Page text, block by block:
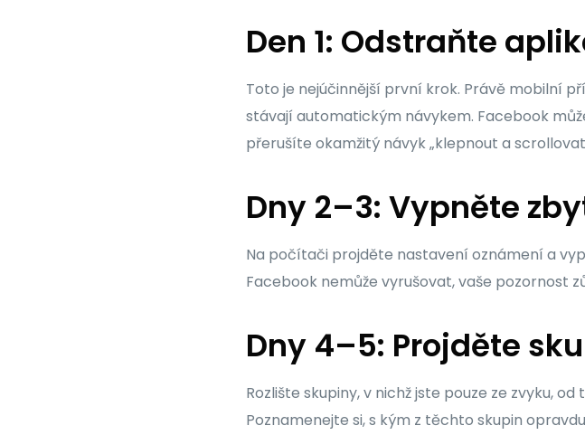
Den 1: Odstraňte
Toto je nejúčinnější první krok. Právě mobilní
stávají automatickým návykem. Facebook
přerušíte okamžitý návyk „klepnout a
Dny 2–3: Vypněte
Na počítači projděte nastavení oznámení a
Facebook nemůže vyrušovat, vaše pozornost
Dny 4–5: Projděte
Rozlište skupiny, v nichž jste pouze ze zvyku,
Poznamenejte si, s kým z těchto skupin